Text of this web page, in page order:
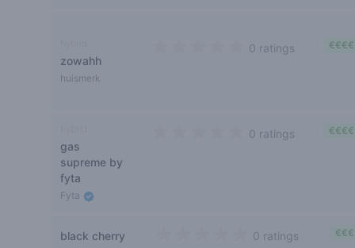
zowahh
huismerk
0 ratings €€€€
gas
supreme by
fyta
Fyta
0 ratings €€€€
black cherry 0 ratings €€€